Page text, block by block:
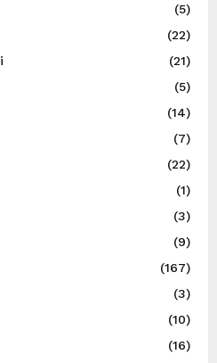
(5)
(22)
(21)
(5)
(14)
(7)
(22)
(1)
(3)
(9)
(167)
(3)
(10)
(16)